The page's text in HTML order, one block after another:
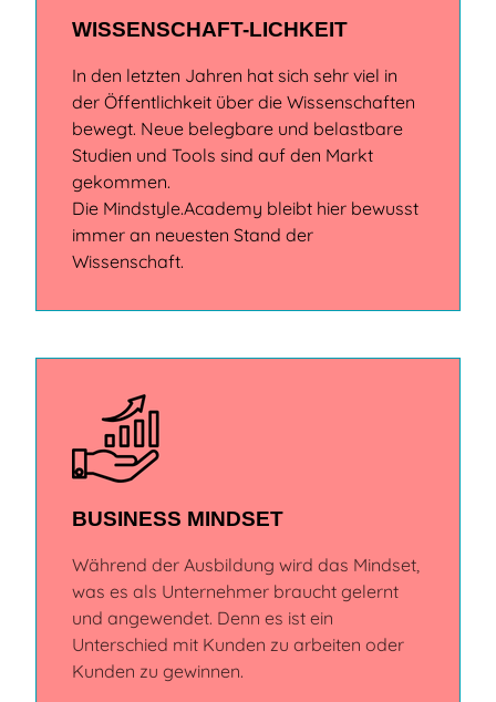
WISSENSCHAFT-LICHKEIT
In den letzten Jahren hat sich sehr viel in
der Öffentlichkeit über die Wissenschaften
bewegt. Neue belegbare und belastbare
Studien und Tools sind auf den Markt
gekommen.
Die Mindstyle.Academy bleibt hier bewusst
immer an neuesten Stand der
Wissenschaft.
BUSINESS MINDSET
Während der Ausbildung wird das Mindset,
was es als Unternehmer braucht gelernt
und angewendet. Denn es ist ein
Unterschied mit Kunden zu arbeiten oder
Kunden zu gewinnen.